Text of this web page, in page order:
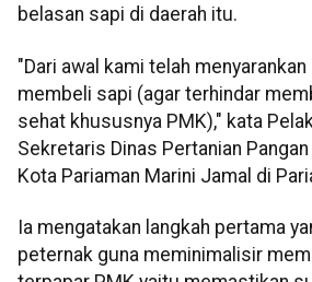
belasan sapi di daerah itu.
"Dari awal kami telah
membeli sapi (agar terhindar
sehat khususnya PMK)," kata
Sekretaris Dinas Pertanian
Kota Pariaman Marini Jamal di
Ia mengatakan langkah pertama
peternak guna meminimalisir